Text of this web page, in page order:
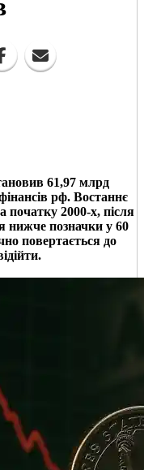
61,97 млрд
рф. Востаннє
початку 2000-х, після
нижче позначки у 60
повертається до